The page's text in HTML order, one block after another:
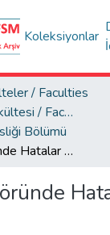
Koleksiyonlar
/ Faculties
Mühendislik Fakültesi / Faculty of Engineering
Bölümü
Sağlık Sektöründe Hatalar ve Tıbbi Cihazlar